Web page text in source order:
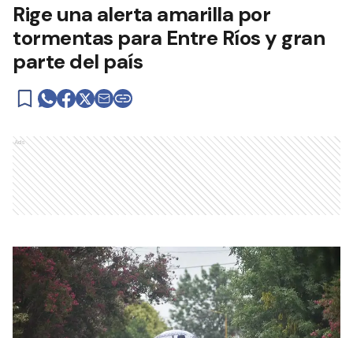
Rige una alerta amarilla por
tormentas para Entre Ríos y gran
parte del país
Ads